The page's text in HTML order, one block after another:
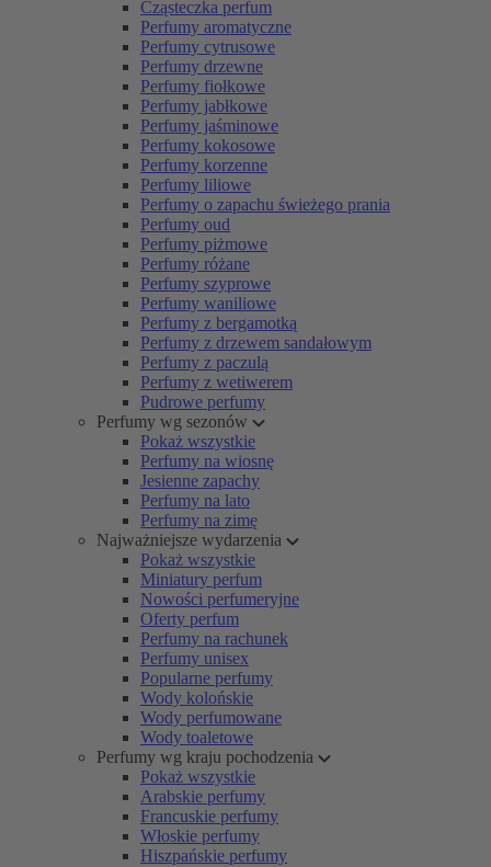
Cząsteczka perfum
Perfumy aromatyczne
Perfumy cytrusowe
Perfumy drzewne
Perfumy fiołkowe
Perfumy jabłkowe
Perfumy jaśminowe
Perfumy kokosowe
Perfumy korzenne
Perfumy liliowe
Perfumy o zapachu świeżego prania
Perfumy oud
Perfumy piżmowe
Perfumy różane
Perfumy szyprowe
Perfumy waniliowe
Perfumy z bergamotką
Perfumy z drzewem sandałowym
Perfumy z paczulą
Perfumy z wetiwerem
Pudrowe perfumy
Perfumy wg sezonów
Pokaż wszystkie
Perfumy na wiosnę
Jesienne zapachy
Perfumy na lato
Perfumy na zimę
Najważniejsze wydarzenia
Pokaż wszystkie
Miniatury perfum
Nowości perfumeryjne
Oferty perfum
Perfumy na rachunek
Perfumy unisex
Popularne perfumy
Wody kolońskie
Wody perfumowane
Wody toaletowe
Perfumy wg kraju pochodzenia
Pokaż wszystkie
Arabskie perfumy
Francuskie perfumy
Włoskie perfumy
Hiszpańskie perfumy